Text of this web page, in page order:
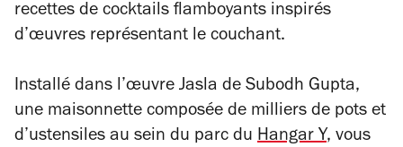
recettes de cocktails flamboyants inspirés
d’œuvres représentant le couchant.
Installé dans l’œuvre Jasla de Subodh Gupta,
une maisonnette composée de milliers de pots et
d’ustensiles au sein du parc du Hangar Y, vous